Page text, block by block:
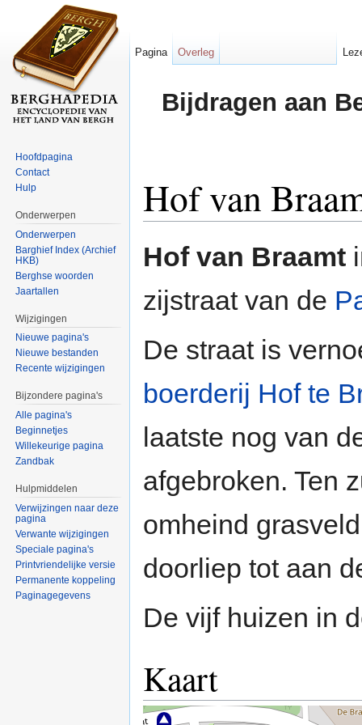
Bijdragen aan
Hof van
Hof van Braamt
zijstraat van de
De straat is
boerderij Hof te
laatste nog van
afgebroken. Ten
omheind
doorliep tot aan
De vijf huizen in
Kaart
Pagina Overleg
Hoofdpagina
Contact
Hulp
Onderwerpen
Onderwerpen
Barghief Index (Archief
HKB)
Berghse woorden
Jaartallen
Wijzigingen
Nieuwe pagina's
Nieuwe bestanden
Recente wijzigingen
Bijzondere pagina's
Alle pagina's
Beginnetjes
Willekeurige pagina
Zandbak
Hulpmiddelen
Verwijzingen naar deze
pagina
Verwante wijzigingen
Speciale pagina's
Printvriendelijke versie
Permanente koppeling
Paginagegevens